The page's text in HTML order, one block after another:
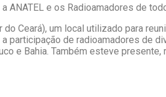
ANATEL e os Radioamadores de
Ceará), um local utilizado para
participação de radioamadores de
e Bahia. Também esteve presente,